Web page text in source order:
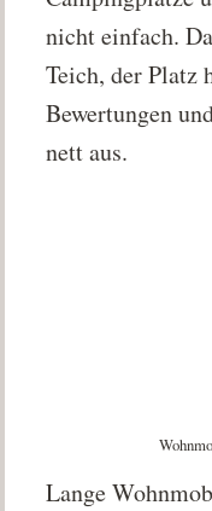
nicht einfach.
Teich, der Platz
Bewertungen
nett aus.
Lange